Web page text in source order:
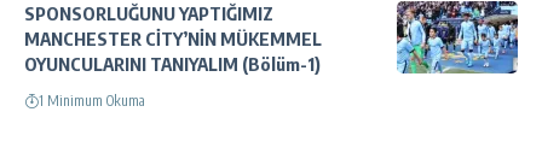
SPONSORLUĞUNU YAPTIĞIMIZ
MANCHESTER CİTY’NİN MÜKEMMEL
OYUNCULARINI TANIYALIM (Bölüm-1)
1 Minimum Okuma